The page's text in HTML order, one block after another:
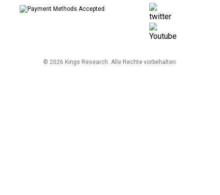
© 2026 Kings Research. Alle Rechte vorbehalten.